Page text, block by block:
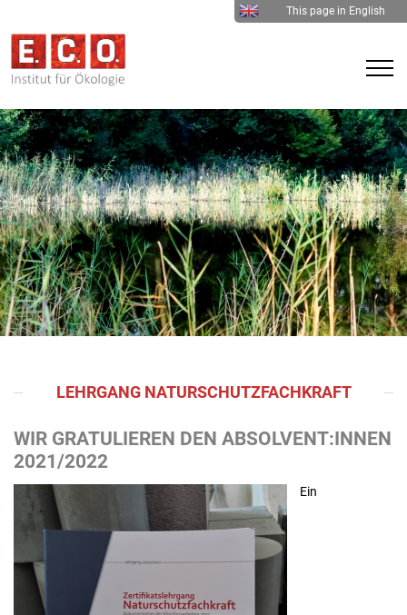
This page in English
LEHRGANG NATURSCHUTZFACHKRAFT
WIR GRATULIEREN DEN ABSOLVENT:INNEN
2021/2022
Ein